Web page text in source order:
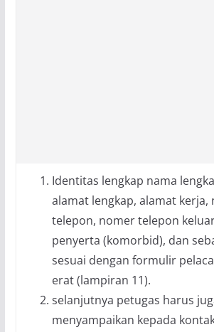
Identitas lengkap nama
alamat lengkap, alamat kerja,
telepon, nomer telepon
penyerta (komorbid), dan
sesuai dengan formulir
erat (lampiran 11).
selanjutnya petugas harus
menyampaikan kepada